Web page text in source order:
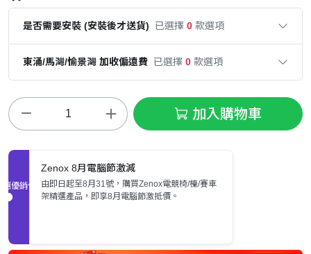
是否需要安裝 (安裝後才送貨) 已選擇 0 款選項
東涌/馬灣/愉景灣 加收偏遠費 已選擇 0 款選項
加入購物車
促銷優惠
Zenox 8月電腦節激減
由即日起至8月31號，購買Zenox電競椅/檯/賽車
架精選產品，即享8月電腦節激抵價。